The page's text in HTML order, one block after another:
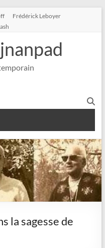
Frédérick Leboyer
la sagesse de